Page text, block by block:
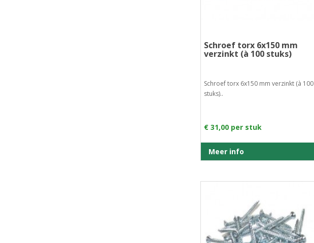
Schroef torx 6x150 mm
verzinkt (à 100 stuks)
Schroef torx 6x150 mm verzinkt (à 100
stuks)..
€ 31,00 per stuk
Meer info